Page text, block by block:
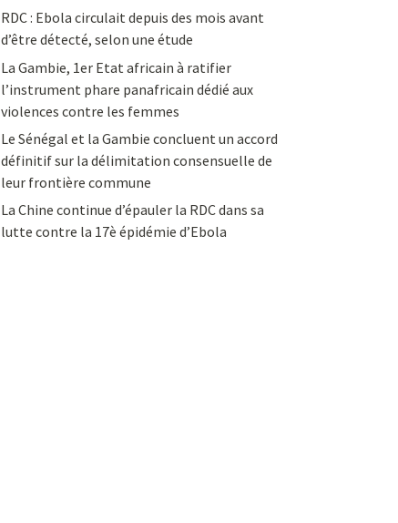
RDC : Ebola circulait depuis des mois avant
d’être détecté, selon une étude
La Gambie, 1er Etat africain à ratifier
l’instrument phare panafricain dédié aux
violences contre les femmes
Le Sénégal et la Gambie concluent un accord
définitif sur la délimitation consensuelle de
leur frontière commune
La Chine continue d’épauler la RDC dans sa
lutte contre la 17è épidémie d’Ebola